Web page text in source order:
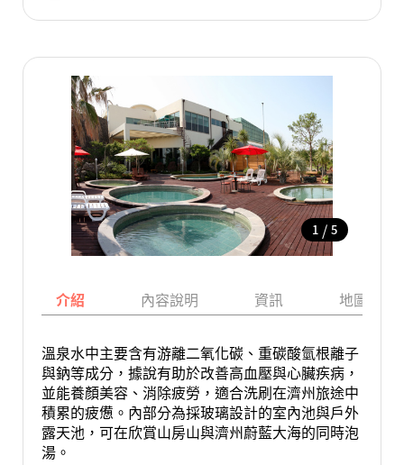
1 / 5
介紹 內容說明 資訊 地圖
溫泉水中主要含有游離二氧化碳、重碳酸氫根離子
與鈉等成分，據說有助於改善高血壓與心臟疾病，
並能養顏美容、消除疲勞，適合洗刷在濟州旅途中
積累的疲憊。內部分為採玻璃設計的室內池與戶外
露天池，可在欣賞山房山與濟州蔚藍大海的同時泡
湯。